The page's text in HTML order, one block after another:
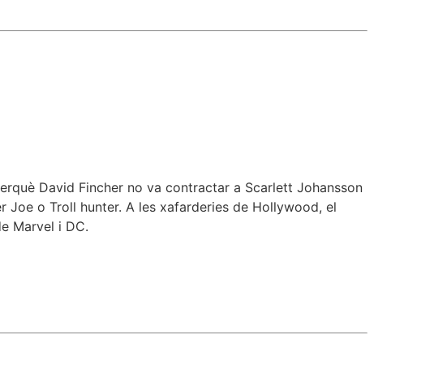
David Fincher no va contractar a Scarlett Johansson
Joe o Troll hunter. A les xafarderies de Hollywood, el
Marvel i DC.